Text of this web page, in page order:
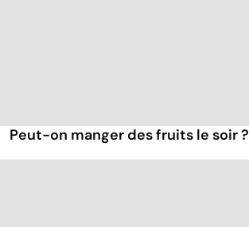
Peut-on manger des fruits le soir ?